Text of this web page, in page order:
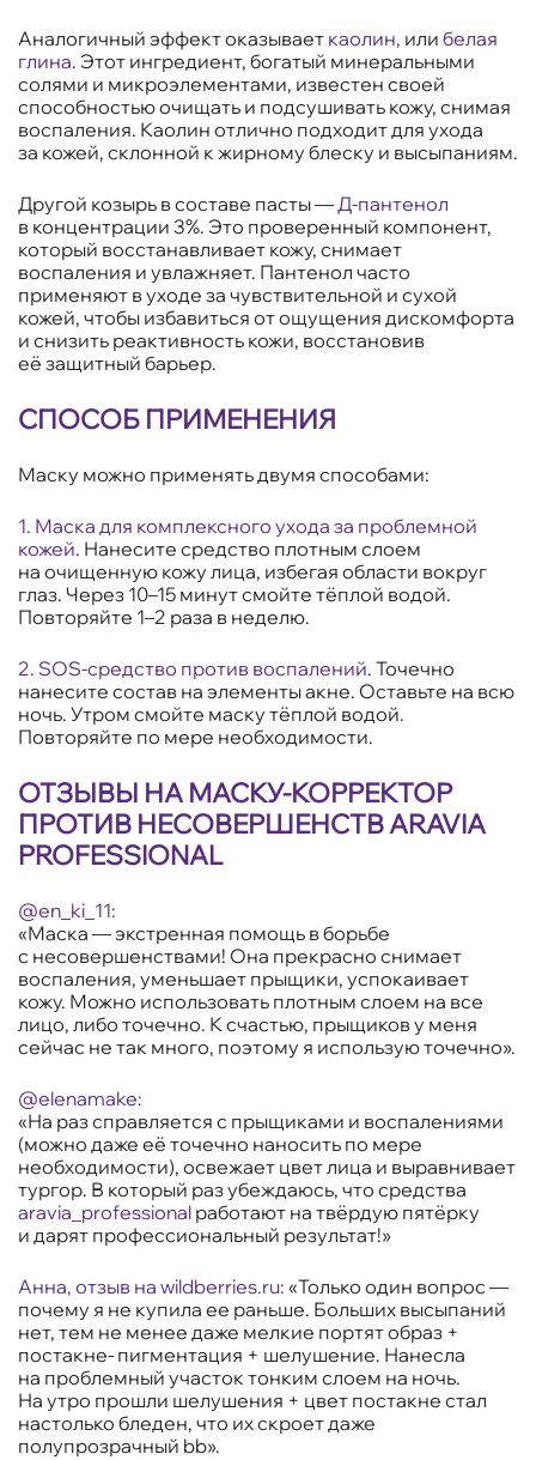
Аналогичный эффект оказывает каолин, или белая
глина. Этот ингредиент, богатый минеральными
солями и микроэлементами, известен своей
способностью очищать и подсушивать кожу, снимая
воспаления. Каолин отлично подходит для ухода
за кожей, склонной к жирному блеску и высыпаниям.
Другой козырь в составе пасты —Д-пантенол
в концентрации 3%. Это проверенный компонент,
который восстанавливает кожу, снимает
воспаления и увлажняет. Пантенол часто
применяют в уходе за чувствительной и сухой
кожей, чтобы избавиться от ощущения дискомфорта
и снизить реактивность кожи, восстановив
её защитный барьер.
СПОСОБ ПРИМЕНЕНИЯ
Маску можно применять двумя способами:
1. Маска для комплексного ухода за проблемной
кожей. Нанесите средство плотным слоем
на очищенную кожу лица, избегая области вокруг
глаз. Через 10–15 минут смойте тёплой водой.
Повторяйте 1–2 раза в неделю.
2. SOS-средство против воспалений. Точечно
нанесите состав на элементы акне. Оставьте на всю
ночь. Утром смойте маску тёплой водой.
Повторяйте по мере необходимости.
ОТЗЫВЫ НА МАСКУ-КОРРЕКТОР
ПРОТИВ НЕСОВЕРШЕНСТВ ARAVIA
PROFESSIONAL
@en_ki_11:
«Маска — экстренная помощь в борьбе
с несовершенствами! Она прекрасно снимает
воспаления, уменьшает прыщики, успокаивает
кожу. Можно использовать плотным слоем на все
лицо, либо точечно. К счастью, прыщиков у меня
сейчас не так много, поэтому я использую точечно».
@elenamake:
«На раз справляется с прыщиками и воспалениями
(можно даже её точечно наносить по мере
необходимости), освежает цвет лица и выравнивает
тургор. В который раз убеждаюсь, что средства
aravia_professional работают на твёрдую пятёрку
и дарят профессиональный результат!»
Анна, отзыв на wildberries.ru: «Только один вопрос —
почему я не купила ее раньше. Больших высыпаний
нет, тем не менее даже мелкие портят образ +
постакне- пигментация + шелушение. Нанесла
на проблемный участок тонким слоем на ночь.
На утро прошли шелушения + цвет постакне стал
настолько бледен, что их скроет даже
полупрозрачный bb».